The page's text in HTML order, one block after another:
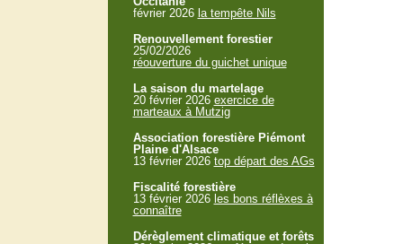
février 2026 la tempête Nils
Renouvellement forestier
25/02/2026
réouverture du guichet unique
La saison du martelage
20 février 2026 exercice de
marteaux à Mutzig
Association forestière Piémont
Plaine d'Alsace
13 février 2026 top départ des AGs
Fiscalité forestière
13 février 2026 les bons réflèxes à
connaître
Dérèglement climatique et forêts